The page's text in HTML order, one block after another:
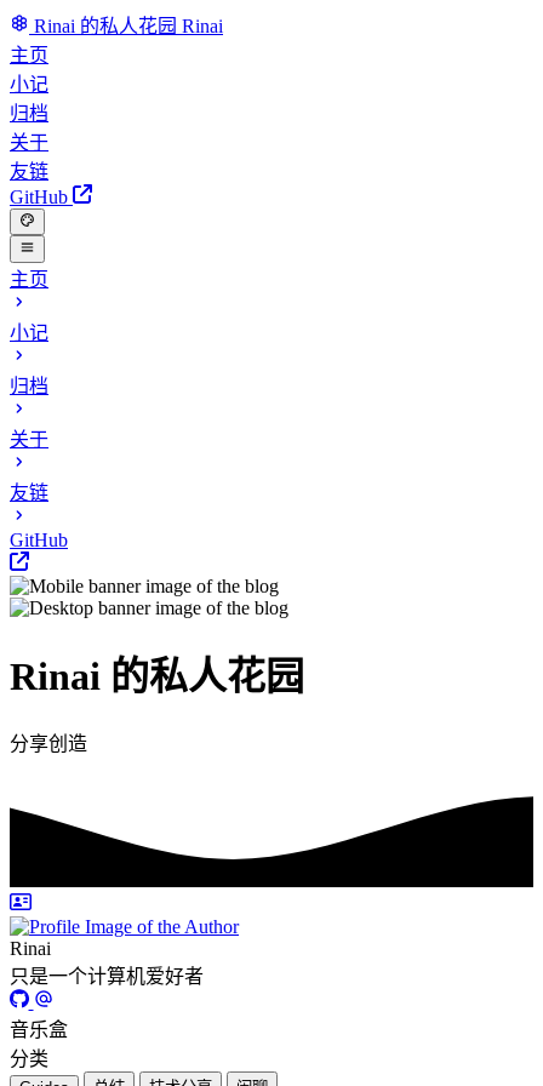
Rinai 的私人花园 Rinai
主页
小记
归档
关于
友链
GitHub
主页
小记
归档
关于
友链
GitHub
Rinai 的私人花园
分享创造
Rinai
只是一个计算机爱好者
音乐盒
分类